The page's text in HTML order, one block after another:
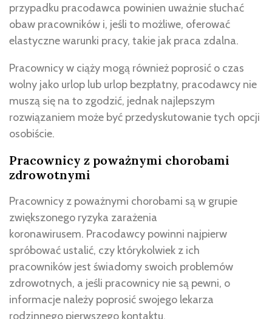
przypadku pracodawca powinien uważnie słuchać
obaw pracowników i, jeśli to możliwe, oferować
elastyczne warunki pracy, takie jak praca zdalna.
Pracownicy w ciąży mogą również poprosić o czas
wolny jako urlop lub urlop bezpłatny, pracodawcy nie
muszą się na to zgodzić, jednak najlepszym
rozwiązaniem może być przedyskutowanie tych opcji
osobiście.
Pracownicy z poważnymi chorobami
zdrowotnymi
Pracownicy z poważnymi chorobami są w grupie
zwiększonego ryzyka zarażenia
koronawirusem. Pracodawcy powinni najpierw
spróbować ustalić, czy którykolwiek z ich
pracowników jest świadomy swoich problemów
zdrowotnych, a jeśli pracownicy nie są pewni, o
informacje należy poprosić swojego lekarza
rodzinnego pierwszego kontaktu.